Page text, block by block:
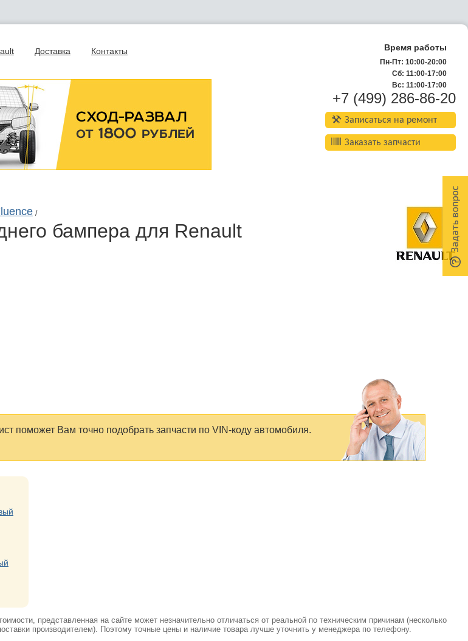
Время работы
Пн-Пт: 10:00-20:00
Сб: 11:00-17:00
Вс: 11:00-17:00
+7 (499) 286-86-20
Записаться на ремонт
Заказать запчасти
Доставка Контакты
/
поможет Вам точно подобрать запчасти по VIN-коду автомобиля.
представленная на сайте может незначительно отличаться от реальной по техническим причинам (несколько
производителем). Поэтому точные цены и наличие товара лучше уточнить у менеджера по телефону.